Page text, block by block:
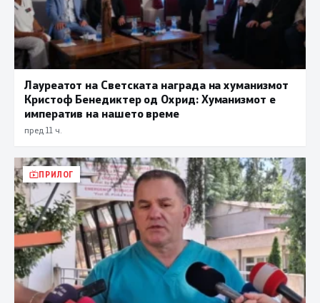
Лауреатот на Светската награда на хуманизмот
Кристоф Бенедиктер од Охрид: Хуманизмот е
императив на нашето време
пред 11 ч.
ПРИЛОГ